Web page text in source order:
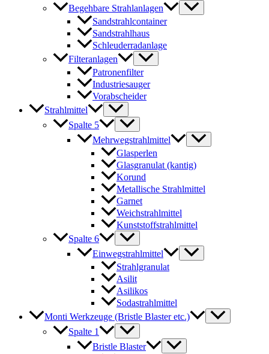
Begehbare Strahlanlagen
Sandstrahlcontainer
Sandstrahlhaus
Schleuderradanlage
Filteranlagen
Patronenfilter
Industriesauger
Vorabscheider
Strahlmittel
Spalte 5
Mehrwegstrahlmittel
Glasperlen
Glasgranulat (kantig)
Korund
Metallische Strahlmittel
Garnet
Weichstrahlmittel
Kunststoffstrahlmittel
Spalte 6
Einwegstrahlmittel
Strahlgranulat
Asilit
Asilikos
Sodastrahlmittel
Monti Werkzeuge (Bristle Blaster etc.)
Spalte 1
Bristle Blaster